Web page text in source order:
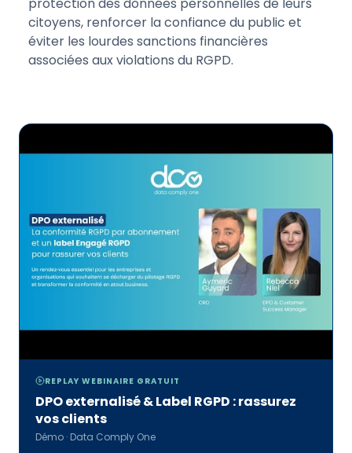
citoyens, renforcer la confiance du public et
éviter les lourdes sanctions financières
associées aux violations du RGPD.
REPLAY WEBINAIRE GRATUIT
DPO externalisé & Label RGPD : rassurez
vos clients
Démo · Data Comply One